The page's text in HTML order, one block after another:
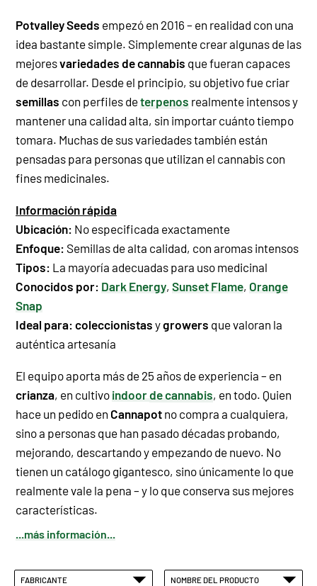
Potvalley Seeds empezó en 2016 – en realidad con una
idea bastante simple. Simplemente crear algunas de las
mejoresvariedades de cannabis que fueran capaces
de desarrollar. Desde el principio, su objetivo fue criar
semillas con perfiles deterpenos realmente intensos y
mantener una calidad alta, sin importar cuánto tiempo
tomara. Muchas de susvariedadestambién están
pensadas para personas que utilizan el cannabis con
fines medicinales.
Información rápida
Ubicación: No especificada exactamente
Enfoque: Semillas de alta calidad, con aromas intensos
Tipos: La mayoría adecuadas para uso medicinal
Conocidos por: Dark Energy, Sunset Flame, Orange
Snap
Ideal para: coleccionistas ygrowers que valoran la
auténtica artesanía
El equipo aporta más de 25 años de experiencia – en
crianza, en cultivo indoorde cannabis, en todo. Quien
hace un pedido en Cannapot no compra a cualquiera,
sino a personas que han pasado décadas probando,
mejorando, descartando y empezando de nuevo. No
tienen un catálogo gigantesco, sino únicamente lo que
realmente vale la pena – y lo que conserva sus mejores
características.
...más información...
FABRICANTE NOMBRE DEL PRODUCTO